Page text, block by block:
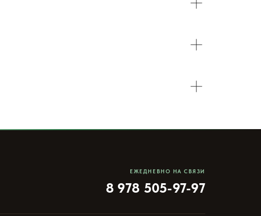
ЕЖЕДНЕВНО НА СВЯЗИ
8 978 505-97-97